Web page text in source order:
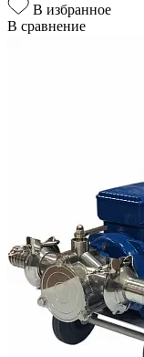
В избранное
В сравнение